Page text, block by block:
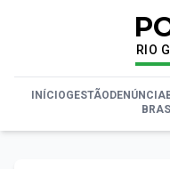
RIO
INÍCIOGESTÃO DENÚNCIA